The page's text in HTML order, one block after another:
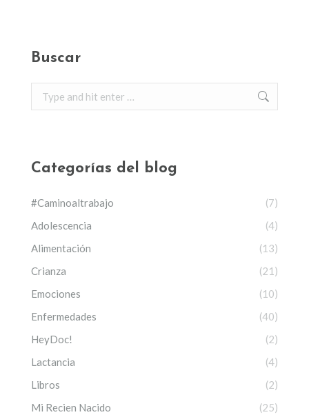
Buscar
Search:
Categorías del blog
#Caminoaltrabajo
(7)
Adolescencia
(4)
Alimentación
(13)
Crianza
(21)
Emociones
(10)
Enfermedades
(40)
HeyDoc!
(2)
Lactancia
(4)
Libros
(2)
Mi Recien Nacido
(25)